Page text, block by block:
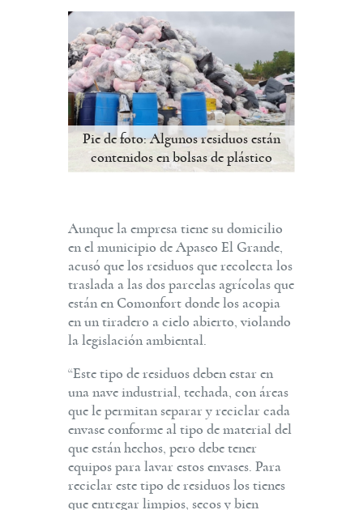
Pie de foto: Algunos residuos están
contenidos en bolsas de plástico
Aunque la empresa tiene su domicilio
en el municipio de Apaseo El Grande,
acusó que los residuos que recolecta los
traslada a las dos parcelas agrícolas que
están en Comonfort donde los acopia
en un tiradero a cielo abierto, violando
la legislación ambiental.
“Este tipo de residuos deben estar en
una nave industrial, techada, con áreas
que le permitan separar y reciclar cada
envase conforme al tipo de material del
que están hechos, pero debe tener
equipos para lavar estos envases. Para
reciclar este tipo de residuos los tienes
que entregar limpios, secos y bien